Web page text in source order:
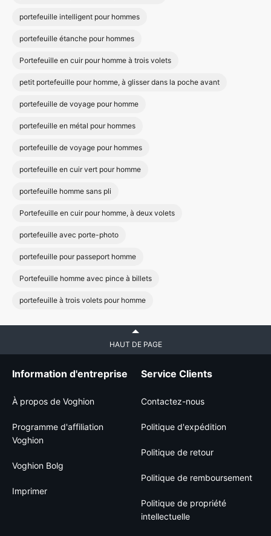
portefeuille intelligent pour hommes
portefeuille étanche pour hommes
Portefeuille en cuir pour homme à trois volets
petit portefeuille pour homme, à glisser dans la poche avant
portefeuille de voyage pour homme
portefeuille en métal pour hommes
portefeuille de voyage pour hommes
portefeuille en cuir vert pour homme
portefeuille homme sans pli
Portefeuille en cuir pour homme, à deux volets
portefeuille avec porte-photo
portefeuille pour passeport homme
Portefeuille homme avec pince à billets
portefeuille à trois volets pour homme
HAUT DE PAGE
Information d'entreprise
À propos de Voghion
Programme d'affiliation
Voghion
Voghion Bolg
Imprimer
Service Clients
Contactez-nous
Politique d'expédition
Politique de retour
Politique de remboursement
Politique de propriété
intellectuelle